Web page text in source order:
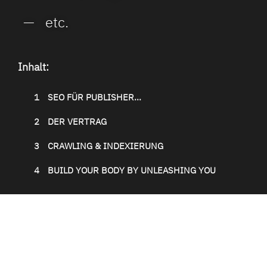
etc.
Inhalt:
1 SEO FÜR PUBLISHER...
2 DER VERTRAG
3 CRAWLING & INDEXIERUNG
4 BUILD YOUR BODY BY UNLEASHING YOU